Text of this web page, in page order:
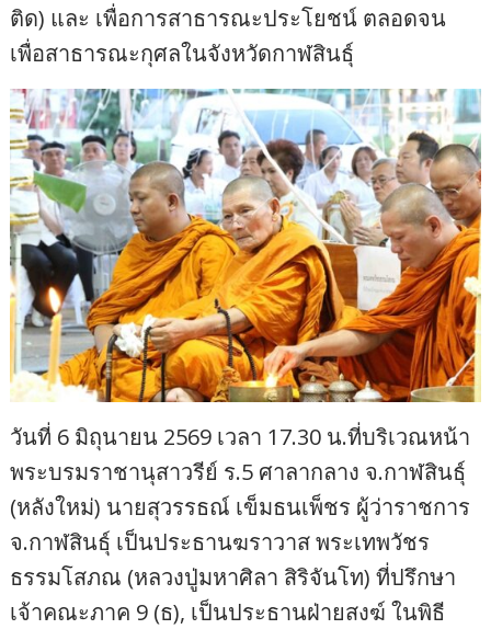
ติด) และ เพื่อการสาธารณะประโยชน์ ตลอดจน
เพื่อสาธารณะกุศลในจังหวัดกาฬสินธุ์
วันที่ 6 มิถุนายน 2569 เวลา 17.30 น.ที่บริเวณหน้า
พระบรมราชานุสาวรีย์ ร.5 ศาลากลาง จ.กาฬสินธุ์
(หลังใหม่) นายสุวรรธณ์ เข็มธนเพ็ชร ผู้ว่าราชการ
จ.กาฬสินธุ์ เป็นประธานฆราวาส พระเทพวัชร
ธรรมโสภณ (หลวงปู่มหาศิลา สิริจันโท) ที่ปรึกษา
เจ้าคณะภาค 9 (ธ), เป็นประธานฝ่ายสงฆ์ ในพิธี